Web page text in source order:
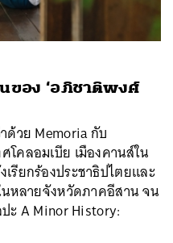
ของ ‘อภิชาติพงศ์
วย Memoria กับ
คลอมเบีย เมืองคานส์ใน
รียกร้องประชาธิปไตยและ
นหลายจังหวัดภาคอีสาน จน
ะ A Minor History: